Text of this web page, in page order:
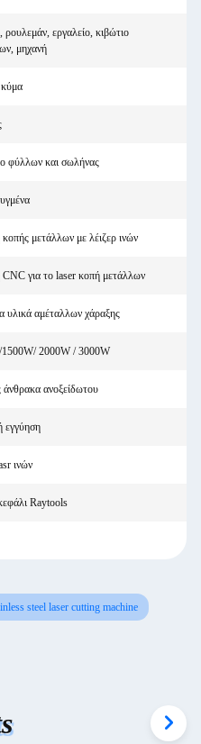
εργαλείο, κιβώτιο
μηχανή
κύμα
φύλλων και σωλήνας
μετάλλων με λέιζερ ινών
για το laser κοπή μετάλλων
υλικά αμέταλλων χάραξης
2000W / 3000W
άνθρακα ανοξείδωτου
εγγύηση
ινών
Raytools
steel laser cutting machine